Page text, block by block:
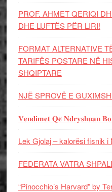
PROF. AHMET QERIQI
DHE LUFTЁS PЁR LIRI!
FORMAT ALTERNATIVE
TARIFËS POSTARE NË
SHQIPTARE
NJË SPROVË E
𝐕𝐞𝐧𝐝𝐢𝐦𝐞𝐭 𝐐𝐞̈ 𝐍𝐝𝐫𝐲𝐬𝐡𝐮𝐚𝐧
Lek Gjolaj – kalorësi fisnik i
FEDERATA VATRA
“Pinocchio’s Harvard” by